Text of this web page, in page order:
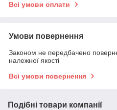
Всі умови оплати
Умови повернення
Законом не передбачено
належної якості
Всі умови повернення
Подібні товари компанії